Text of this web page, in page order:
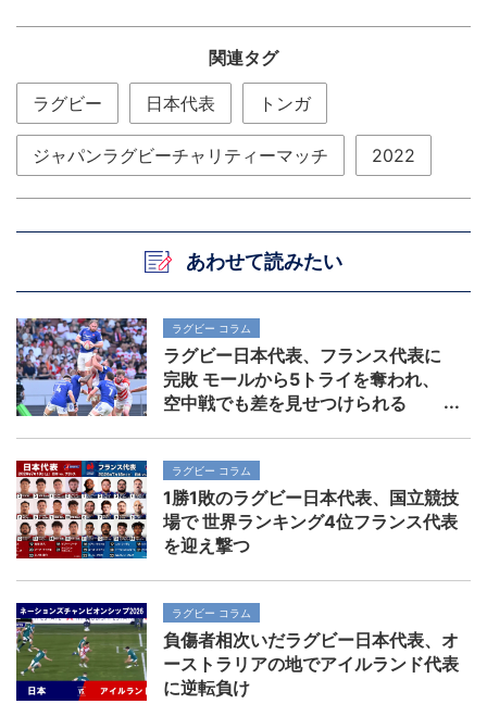
関連タグ
ラグビー 日本代表 トンガ
ジャパンラグビーチャリティーマッチ 2022
あわせて読みたい
ラグビー コラム
ラグビー日本代表、フランス代表に
完敗 モールから5トライを奪われ、
空中戦でも差を見せつけられる
ラグビー コラム
1勝1敗のラグビー日本代表、国立競技
場で 世界ランキング4位フランス代表
を迎え撃つ
ラグビー コラム
負傷者相次いだラグビー日本代表、オ
ーストラリアの地でアイルランド代表
に逆転負け